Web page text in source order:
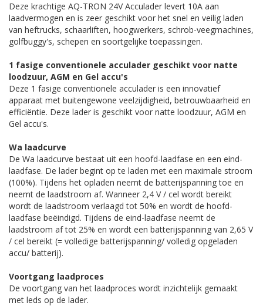
Deze krachtige AQ-TRON 24V Acculader levert 10A aan
laadvermogen en is zeer geschikt voor het snel en veilig laden
van heftrucks, schaarliften, hoogwerkers, schrob-veegmachines,
golfbuggy's, schepen en soortgelijke toepassingen.
1 fasige conventionele acculader geschikt voor natte
loodzuur, AGM en Gel accu's
Deze 1 fasige conventionele acculader is een innovatief
apparaat met buitengewone veelzijdigheid, betrouwbaarheid en
efficiëntie. Deze lader is geschikt voor natte loodzuur, AGM en
Gel accu's.
Wa laadcurve
De Wa laadcurve bestaat uit een hoofd-laadfase en een eind-
laadfase. De lader begint op te laden met een maximale stroom
(100%). Tijdens het opladen neemt de batterijspanning toe en
neemt de laadstroom af. Wanneer 2,4 V / cel wordt bereikt
wordt de laadstroom verlaagd tot 50% en wordt de hoofd-
laadfase beëindigd. Tijdens de eind-laadfase neemt de
laadstroom af tot 25% en wordt een batterijspanning van 2,65 V
/ cel bereikt (= volledige batterijspanning/ volledig opgeladen
accu/ batterij).
Voortgang laadproces
De voortgang van het laadproces wordt inzichtelijk gemaakt
met leds op de lader.